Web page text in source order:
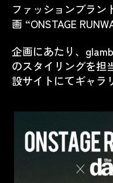
ファッションブラン
画 “ONSTAGE
企画にあたり、
のスタイリングを担
設サイトにてギャラ